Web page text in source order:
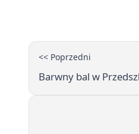
<< Poprzedni
Barwny bal w